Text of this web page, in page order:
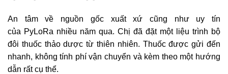
An tâm về nguồn gốc xuất xứ cũng như uy tín
của PyLoRa nhiều năm qua. Chị đã đặt một liệu trình bộ
đôi thuốc thảo dược từ thiên nhiên. Thuốc được gửi đến
nhanh, không tính phí vận chuyển và kèm theo một hướng
dẫn rất cụ thể.